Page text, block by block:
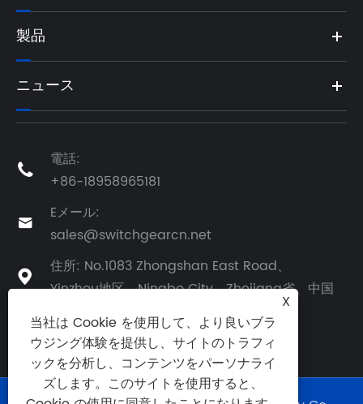
製品
ニュース

電話:
+86-18958965181

Eメール:
sales@switchgearcn.net

住所: No.1083 Zhongshan East Road、
Yinzhou地区、Ningbo City、Zhejiang省、中国
X
当社は Cookie を使用して、より良いブラ
ウジング体験を提供し、サイトのトラフィ
ックを分析し、コンテンツをパーソナライ
ズします。このサイトを使用すると、